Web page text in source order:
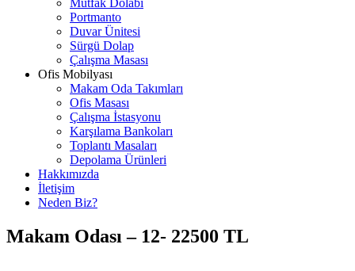
Mutfak Dolabı
Portmanto
Duvar Ünitesi
Sürgü Dolap
Çalışma Masası
Ofis Mobilyası
Makam Oda Takımları
Ofis Masası
Çalışma İstasyonu
Karşılama Bankoları
Toplantı Masaları
Depolama Ürünleri
Hakkımızda
İletişim
Neden Biz?
Makam Odası – 12- 22500 TL